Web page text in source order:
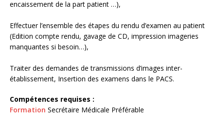
encaissement de la part patient …),
Effectuer l’ensemble des étapes du rendu d’examen au patient
(Edition compte rendu, gavage de CD, impression imageries
manquantes si besoin…),
Traiter des demandes de transmissions d’images inter-
établissement, Insertion des examens dans le PACS.
Compétences requises :
Formation Secrétaire Médicale Préférable